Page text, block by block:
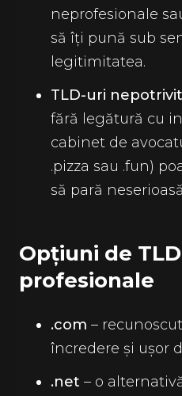
neprofesionale
să îți pună sub
legitimitatea.
TLD-uri
fără legătură cu
cabinet de
.pizza sau .fun)
să pară
Opțiuni de
profesionale
.com –
încredere și ușor
.net – o